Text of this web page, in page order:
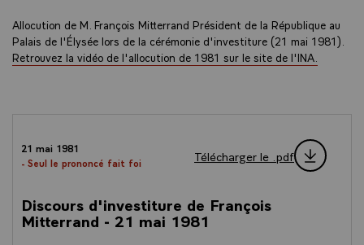
Allocution de M. François Mitterrand Président de la République au
Palais de l'Élysée lors de la cérémonie d'investiture (21 mai 1981).
Retrouvez la vidéo de l'allocution de 1981 sur le site de l'INA
21 mai 1981
- Seul le prononcé fait foi
Télécharger le .pdf
Discours d'investiture de François
Mitterrand - 21 mai 1981